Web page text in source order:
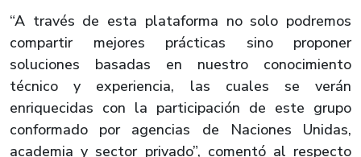
“A través de esta plataforma no solo podremos
compartir mejores prácticas sino proponer
soluciones basadas en nuestro conocimiento
técnico y experiencia, las cuales se verán
enriquecidas con la participación de este grupo
conformado por agencias de Naciones Unidas,
academia y sector privado”, comentó al respecto